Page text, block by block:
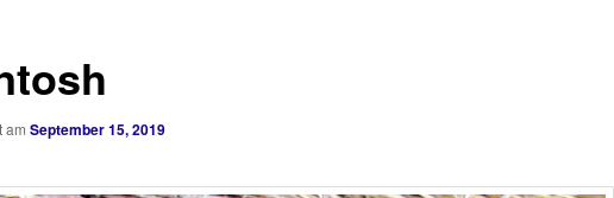
am September 15, 2019